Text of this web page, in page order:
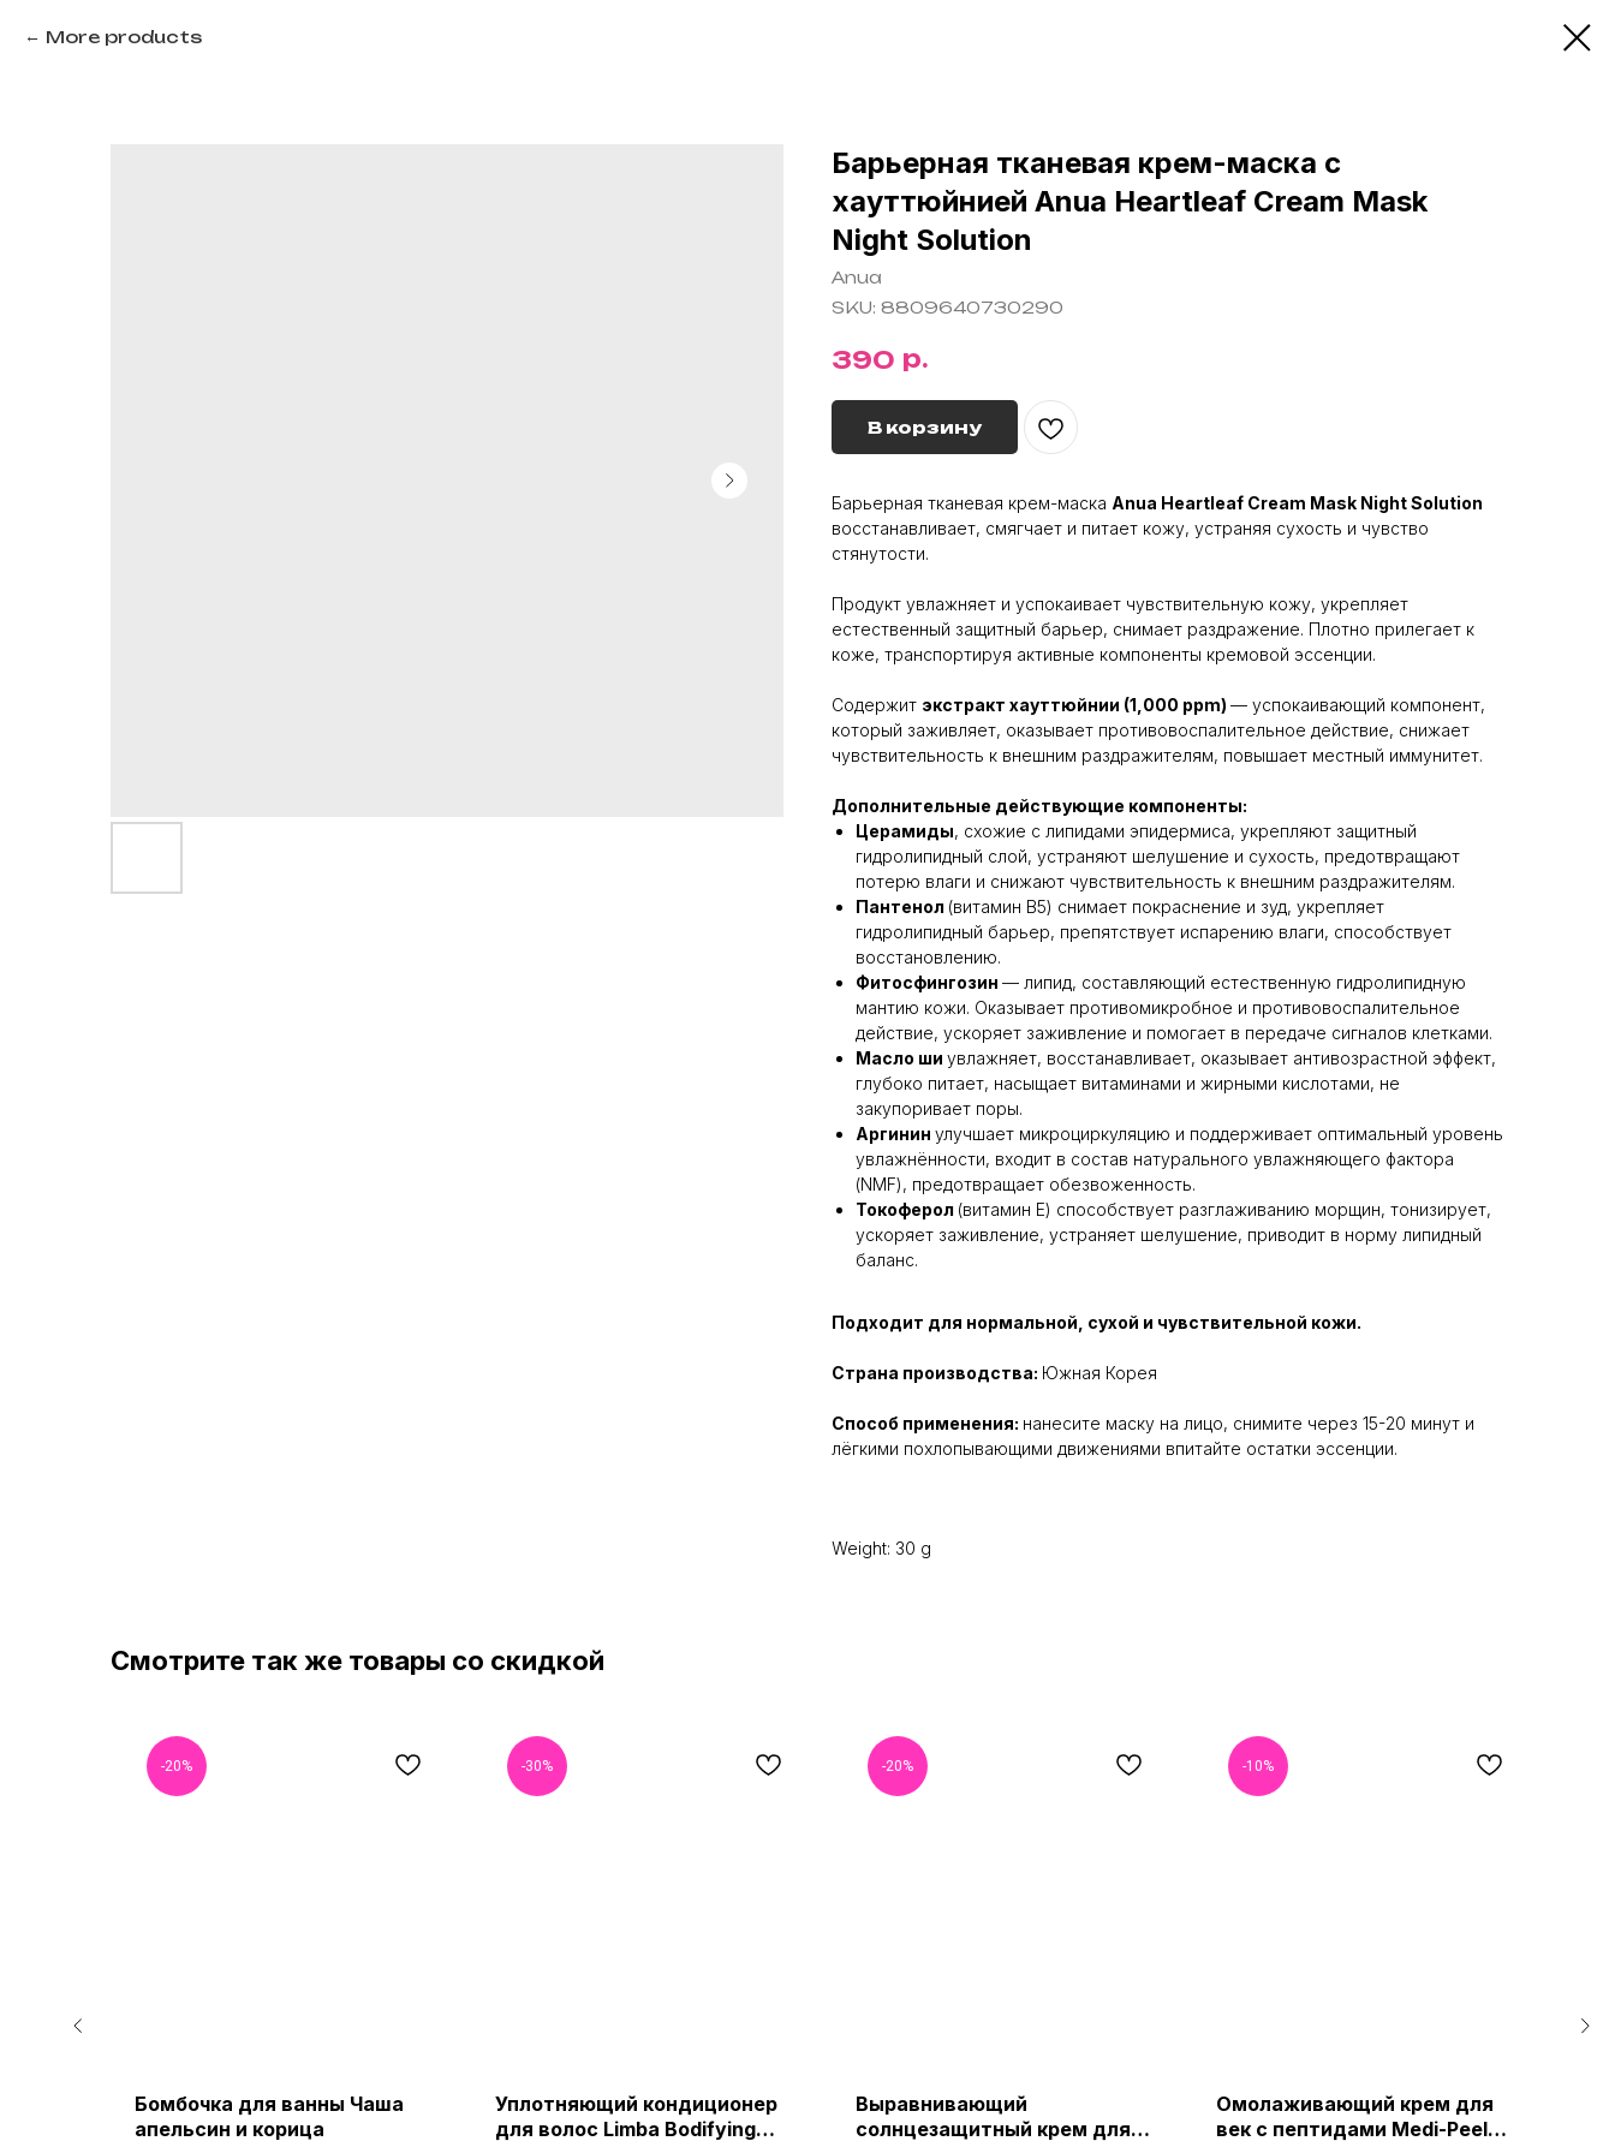
More products
Барьерная тканевая крем-маска с
хауттюйнией Anua Heartleaf Cream Mask
Night Solution
Anua
SKU: 8809640730290
390 р.
В корзину
Барьерная тканевая крем-маска Anua Heartleaf Cream Mask Night Solution
восстанавливает, смягчает и питает кожу, устраняя сухость и чувство
стянутости.
Продукт увлажняет и успокаивает чувствительную кожу, укрепляет
естественный защитный барьер, снимает раздражение. Плотно прилегает к
коже, транспортируя активные компоненты кремовой эссенции.
Содержит экстракт хауттюйнии (1,000 ppm) — успокаивающий компонент,
который заживляет, оказывает противовоспалительное действие, снижает
чувствительность к внешним раздражителям, повышает местный иммунитет.
Дополнительные действующие компоненты:
Церамиды, схожие с липидами эпидермиса, укрепляют защитный
гидролипидный слой, устраняют шелушение и сухость, предотвращают
потерю влаги и снижают чувствительность к внешним раздражителям.
Пантенол (витамин B5) снимает покраснение и зуд, укрепляет
гидролипидный барьер, препятствует испарению влаги, способствует
восстановлению.
Фитосфингозин — липид, составляющий естественную гидролипидную
мантию кожи. Оказывает противомикробное и противовоспалительное
действие, ускоряет заживление и помогает в передаче сигналов клетками.
Масло ши увлажняет, восстанавливает, оказывает антивозрастной эффект,
глубоко питает, насыщает витаминами и жирными кислотами, не
закупоривает поры.
Аргинин улучшает микроциркуляцию и поддерживает оптимальный уровень
увлажнённости, входит в состав натурального увлажняющего фактора
(NMF), предотвращает обезвоженность.
Токоферол (витамин E) способствует разглаживанию морщин, тонизирует,
ускоряет заживление, устраняет шелушение, приводит в норму липидный
баланс.
Подходит для нормальной, сухой и чувствительной кожи.
Страна производства: Южная Корея
Способ применения: нанесите маску на лицо, снимите через 15-20 минут и
лёгкими похлопывающими движениями впитайте остатки эссенции.
Weight: 30 g
Смотрите так же товары со скидкой
-20%
Бомбочка для ванны Чаша
апельсин и корица
-30%
Уплотняющий кондиционер
для волос Limba Bodifying
-20%
Выравнивающий
солнцезащитный крем для
-10%
Омолаживающий крем для
век с пептидами Medi-Peel